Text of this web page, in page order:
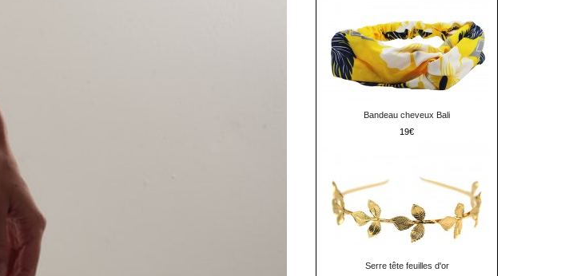
Bandeau cheveux Bali
19
Serre tête feuilles d'or